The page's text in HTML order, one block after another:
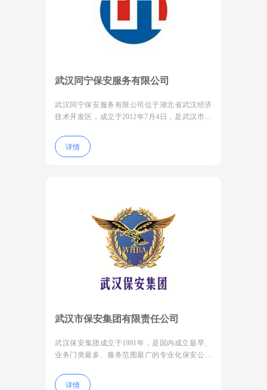
武汉同宁保安服务有限公司
武汉同宁保安服务有限公司位于湖北省武汉经济
技术开发区，成立于2012年7月4日，是武汉市保
公司，第四届湖北省先进保安服务公司
详情
武汉市保安集团有限责任公司
武汉保安集团成立于1991年，是国内成立最早、
业务门类最多、服务范围最广的专业化保安公司
保卫
详情